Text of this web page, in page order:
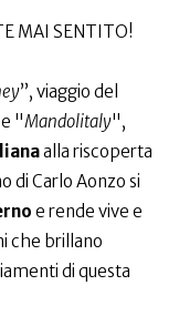
MAI SENTITO!
”, viaggio del
"Mandolitaly",
alla riscoperta
di Carlo Aonzo si
e rende vive e
che brillano
di questa